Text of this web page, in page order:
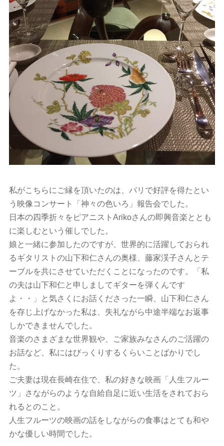
私がこちらにご縁を頂いたのは、パリで好評を得たとい
う映像コンサート「神々の色いろ」報告会でした。
日本の四季折々をピアニストArikoさんの即興音楽ととも
に楽しむという催しでした。
娘と一緒に参加したのですが、世界的に活躍しておられ
るギタリストの山下和仁さんの奥様、藤家渓子さんとテ
ーブルを共にさせていただくことになったのです。「私
の夫は山下和仁と申しましてギターを弾くんです
よ・・」と気さくにお話くださった一瞬、山下和仁さん
を存じ上げなかった私は、失礼ながら中途半端なお返事
しかできませんでした。
音楽のさまざまな世界観や、ご家族みなさんのご活躍の
お話など、私にはびっくりするくらいことばかりでし
た。
ご夫妻は現在長崎在住で、私の好きな映画「人生フルー
ツ」さながらのような自給自足に近い生活をされておら
れるとのこと。
人生フルーツの映画の話をしながらの食事はとても和や
かな優しい時間でした。